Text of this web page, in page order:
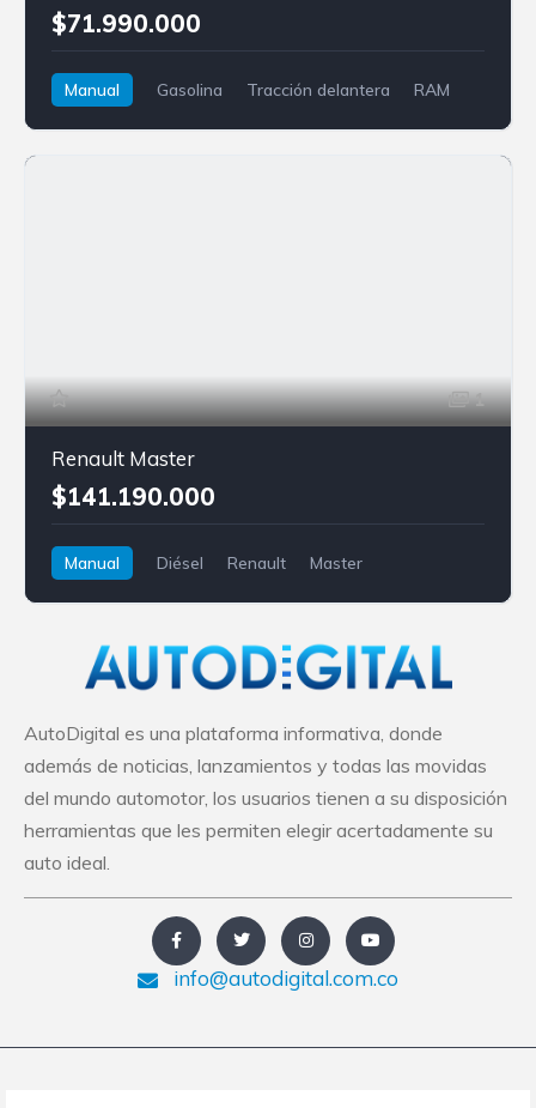
$71.990.000
Manual Gasolina Tracción delantera
RAM
1
Renault Master
$141.190.000
Manual Diésel Renault Master
AutoDigital es una plataforma informativa, donde
además de noticias, lanzamientos y todas las movidas
del mundo automotor, los usuarios tienen a su disposición
herramientas que les permiten elegir acertadamente su
auto ideal.
info@autodigital.com.co